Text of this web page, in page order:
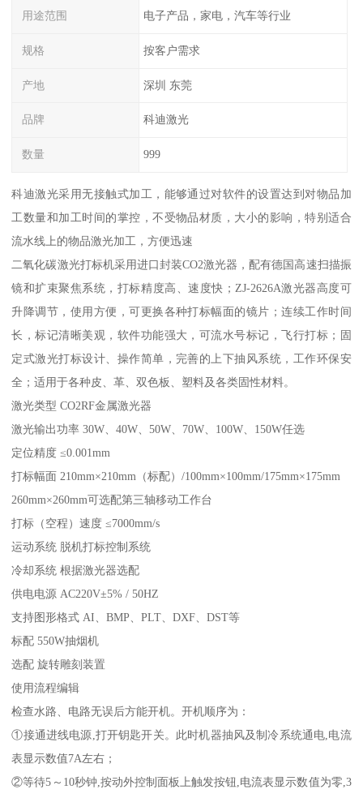
用途范围 电子产品，家电，汽车等行业
规格 按客户需求
产地 深圳 东莞
品牌 科迪激光
数量 999
科迪激光采用无接触式加工，能够通过对软件的设置达到对物品加
工数量和加工时间的掌控，不受物品材质，大小的影响，特别适合
流水线上的物品激光加工，方便迅速
二氧化碳激光打标机采用进口封装CO2激光器，配有德国高速扫描振
镜和扩束聚焦系统，打标精度高、速度快；ZJ-2626A激光器高度可
升降调节，使用方便，可更换各种打标幅面的镜片；连续工作时间
长，标记清晰美观，软件功能强大，可流水号标记，飞行打标；固
定式激光打标设计、操作简单，完善的上下抽风系统，工作环保安
全；适用于各种皮、革、双色板、塑料及各类固性材料。
激光类型 CO2RF金属激光器
激光输出功率 30W、40W、50W、70W、100W、150W任选
定位精度 ≤0.001mm
打标幅面 210mm×210mm（标配）/100mm×100mm/175mm×175mm
260mm×260mm可选配第三轴移动工作台
打标（空程）速度 ≤7000mm/s
运动系统 脱机打标控制系统
冷却系统 根据激光器选配
供电电源 AC220V±5% / 50HZ
支持图形格式 AI、BMP、PLT、DXF、DST等
标配 550W抽烟机
选配 旋转雕刻装置
使用流程编辑
检查水路、电路无误后方能开机。开机顺序为：
①接通进线电源,打开钥匙开关。此时机器抽风及制冷系统通电,电流
表显示数值7A左右；
②等待5～10秒钟,按动外控制面板上触发按钮,电流表显示数值为零,3